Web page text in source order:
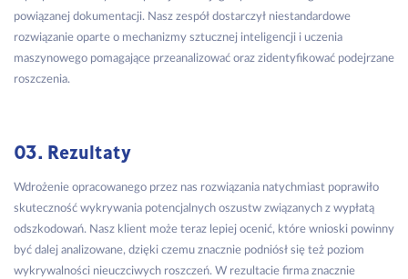
powiązanej dokumentacji. Nasz zespół dostarczył niestandardowe
rozwiązanie oparte o mechanizmy sztucznej inteligencji i uczenia
maszynowego pomagające przeanalizować oraz zidentyfikować podejrzane
roszczenia.
03. Rezultaty
Wdrożenie opracowanego przez nas rozwiązania natychmiast poprawiło
skuteczność wykrywania potencjalnych oszustw związanych z wypłatą
odszkodowań. Nasz klient może teraz lepiej ocenić, które wnioski powinny
być dalej analizowane, dzięki czemu znacznie podniósł się też poziom
wykrywalności nieuczciwych roszczeń. W rezultacie firma znacznie